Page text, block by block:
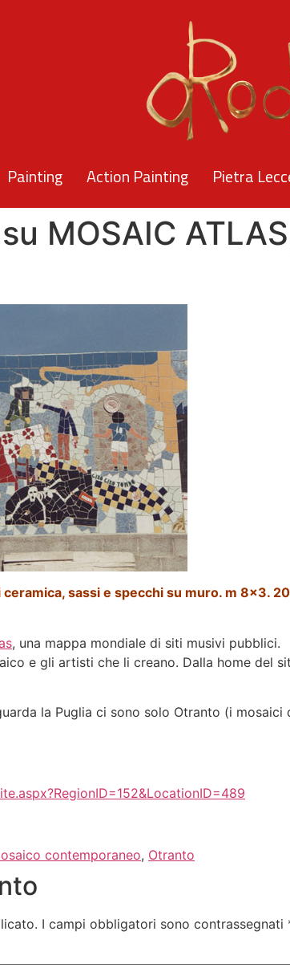
Painting Action Painting Pietra
MOSAIC
ceramica, sassi e specchi su muro. m 8×3.
, una mappa mondiale di siti musivi pubblici.
e gli artisti che li creano. Dalla home del
la Puglia ci sono solo Otranto (i
contemporaneo, Otranto
I campi obbligatori sono contrassegnati